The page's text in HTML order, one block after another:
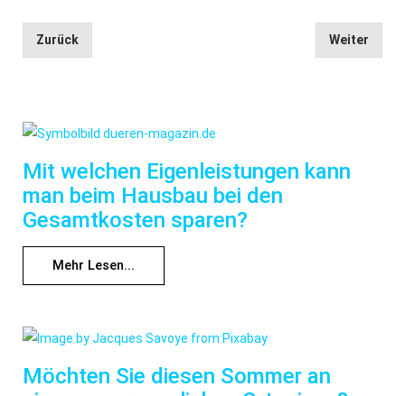
Zurück Weiter
Mit welchen Eigenleistungen kann
man beim Hausbau bei den
Gesamtkosten sparen?
Mehr Lesen...
Möchten Sie diesen Sommer an